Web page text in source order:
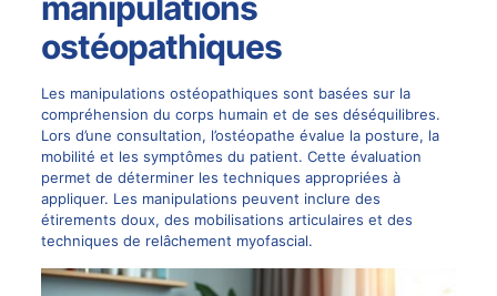
ostéopathiques
Les manipulations ostéopathiques sont basées sur la
compréhension du corps humain et de ses déséquilibres.
Lors d’une consultation, l’ostéopathe évalue la posture, la
mobilité et les symptômes du patient. Cette évaluation
permet de déterminer les techniques appropriées à
appliquer. Les manipulations peuvent inclure des
étirements doux, des mobilisations articulaires et des
techniques de relâchement myofascial.